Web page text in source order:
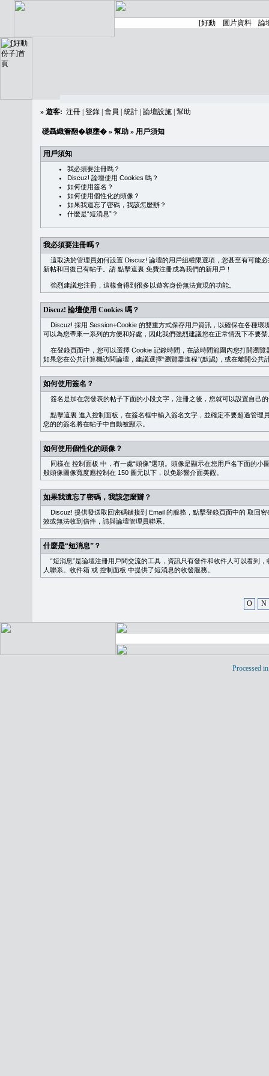
» 遊客: 注冊 登錄 會員 統計 論壇設施 幫助
礎聶織簷翻�䪖壅� » 幫助 » 用戶須知
用戶須知
我必須要注冊嗎？
Discuz! 論壇使用 Cookies 嗎？
如何使用簽名？
如何使用個性化的頭像？
如果我遺忘了密碼，我該怎麼辦？
什麼是“短消息”？
我必須要注冊嗎？
這取決於管理員如何設置 Discuz! 論壇的用戶組權限選項，您甚至有可能
新帖和回復已有帖子。請 點擊這裏 免費注冊成為我們的新用戶！
強烈建議您注冊，這樣會得到很多以遊客身份無法實現的功能。
Discuz! 論壇使用 Cookies 嗎？
Discuz! 採用 Session+Cookie 的雙重方式保存用戶資訊，以確保在各種環
可以為您帶來一系列的方便和好處，因此我們強烈建議您在正常情況下不要
在登錄頁面中，您可以選擇 Cookie 記錄時間，在該時間範圍內您打開瀏
如果您在公共計算機訪問論壇，建議選擇“瀏覽器進程”(默認)，或在離開公共
如何使用簽名？
簽名是加在您發表的帖子下面的小段文字，注冊之後，您就可以設置自己
點擊這裏 進入控制面板，在簽名框中輸入簽名文字，並確定不要超過管
您的的簽名將在帖子中自動被顯示。
如何使用個性化的頭像？
同樣在 控制面板 中，有一處“頭像”選項。頭像是顯示在您用戶名下面的
般頭像圖像寬度應控制在 150 圖元以下，以免影響介面美觀。
如果我遺忘了密碼，我該怎麼辦？
Discuz! 提供發送取回密碼鏈接到 Email 的服務，點擊登錄頁面中的 取回密
效或無法收到信件，請與論壇管理員聯系。
什麼是“短消息”？
“短消息”是論壇注冊用戶間交流的工具，資訊只有發件和收件人可以看到
人聯系。 收件箱 或 控制面板 中提供了短消息的收發服務。
O N
Processed